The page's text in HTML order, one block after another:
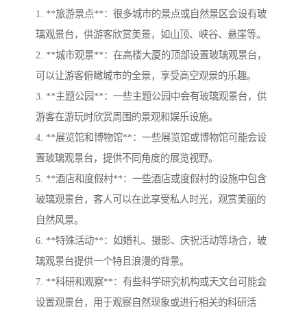
1. **旅游景点**：很多城市的景点或自然景区会设有玻
璃观景台，供游客欣赏美景，如山顶、峡谷、悬崖等。
2. **城市观景**：在高楼大厦的顶部设置玻璃观景台，
可以让游客俯瞰城市的全景，享受高空观景的乐趣。
3. **主题公园**：一些主题公园中会有玻璃观景台，供
游客在游玩时欣赏周围的景观和娱乐设施。
4. **展览馆和博物馆**：一些展览馆或博物馆可能会设
置玻璃观景台，提供不同角度的展览视野。
5. **酒店和度假村**：一些酒店或度假村的设施中包含
玻璃观景台，客人可以在此享受私人时光，观赏美丽的
自然风景。
6. **特殊活动**：如婚礼、摄影、庆祝活动等场合，玻
璃观景台提供一个特且浪漫的背景。
7. **科研和观察**：有些科学研究机构或天文台可能会
设置观景台，用于观察自然现象或进行相关的科研活